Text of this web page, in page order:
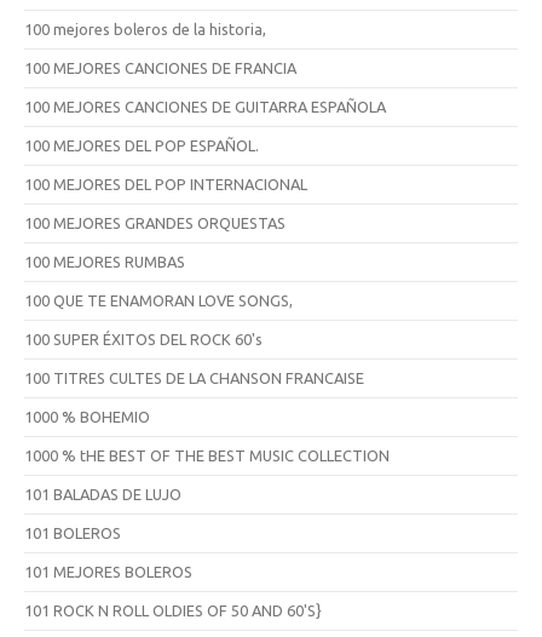
100 mejores boleros de la historia,
100 MEJORES CANCIONES DE FRANCIA
100 MEJORES CANCIONES DE GUITARRA ESPAÑOLA
100 MEJORES DEL POP ESPAÑOL.
100 MEJORES DEL POP INTERNACIONAL
100 MEJORES GRANDES ORQUESTAS
100 MEJORES RUMBAS
100 QUE TE ENAMORAN LOVE SONGS,
100 SUPER ÉXITOS DEL ROCK 60's
100 TITRES CULTES DE LA CHANSON FRANCAISE
1000 % BOHEMIO
1000 % tHE BEST OF THE BEST MUSIC COLLECTION
101 BALADAS DE LUJO
101 BOLEROS
101 MEJORES BOLEROS
101 ROCK N ROLL OLDIES OF 50 AND 60'S}